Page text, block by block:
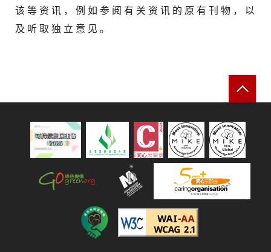
该 等 资 讯 ， 例 如 参 阅 有 关 资 讯 的 原 有 刊 物 ， 以
及 听 取 独 立 意 见 。
可持续发展报告 2025
绿色机构 人才企业
建造业关爱机构